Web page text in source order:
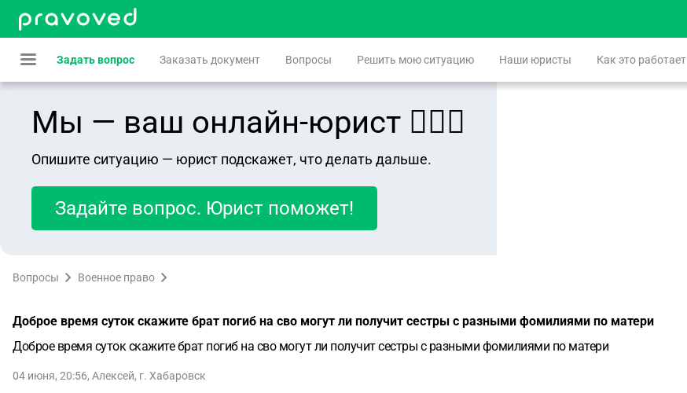
Задать вопрос Заказать документ Вопросы Решить мою ситуацию Наши юристы Как это работает
Мы — ваш онлайн-юрист 👨🏻‍⚖️
Опишите ситуацию — юрист подскажет, что делать дальше.
Задайте вопрос. Юрист поможет!
Вопросы Военное право
Доброе время суток скажите брат погиб на сво могут ли получит сестры с разными фомилиями по матери
Доброе время суток скажите брат погиб на сво могут ли получит сестры с разными фомилиями по матери
04 июня, 20:56, Алексей, г. Хабаровск